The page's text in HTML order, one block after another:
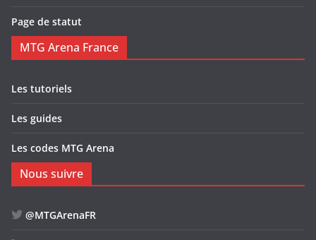
Page de statut
MTG Arena France
Les tutoriels
Les guides
Les codes MTG Arena
Nous suivre
@MTGArenaFR